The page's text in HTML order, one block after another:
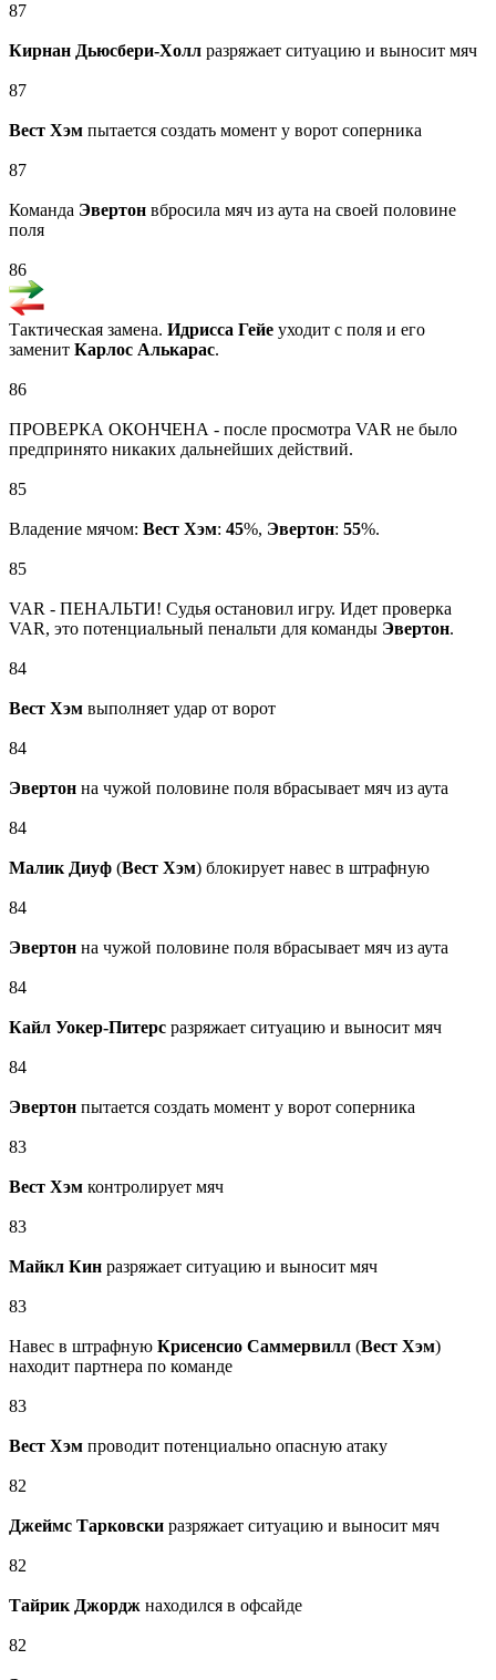
87
Кирнан Дьюсбери‑Холл разряжает ситуацию и выносит мяч
87
Вест Хэм пытается создать момент у ворот соперника
87
Команда Эвертон вбросила мяч из аута на своей половине
поля
86
Тактическая замена. Идрисса Гейе уходит с поля и его
заменит Карлос Алькарас.
86
ПРОВЕРКА ОКОНЧЕНА - после просмотра VAR не было
предпринято никаких дальнейших действий.
85
Владение мячом: Вест Хэм: 45%, Эвертон: 55%.
85
VAR - ПЕНАЛЬТИ! Судья остановил игру. Идет проверка
VAR, это потенциальный пенальти для команды Эвертон.
84
Вест Хэм выполняет удар от ворот
84
Эвертон на чужой половине поля вбрасывает мяч из аута
84
Малик Диуф (Вест Хэм) блокирует навес в штрафную
84
Эвертон на чужой половине поля вбрасывает мяч из аута
84
Кайл Уокер-Питерс разряжает ситуацию и выносит мяч
84
Эвертон пытается создать момент у ворот соперника
83
Вест Хэм контролирует мяч
83
Майкл Кин разряжает ситуацию и выносит мяч
83
Навес в штрафную Крисенсио Саммервилл (Вест Хэм)
находит партнера по команде
83
Вест Хэм проводит потенциально опасную атаку
82
Джеймс Тарковски разряжает ситуацию и выносит мяч
82
Тайрик Джордж находился в офсайде
82